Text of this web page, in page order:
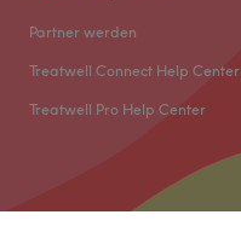
Partner werden
Treatwell Connect Help Center
Treatwell Pro Help Center